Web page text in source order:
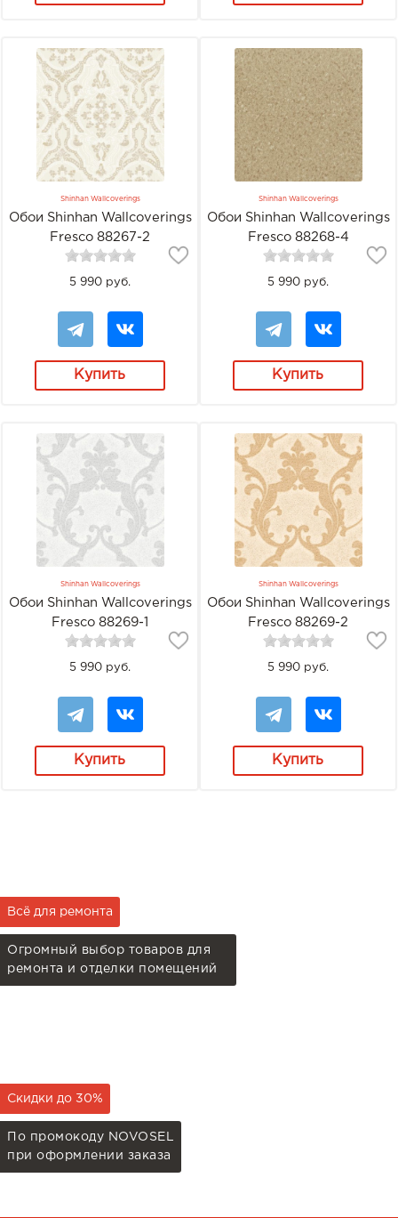
Shinhan Wallcoverings
Обои Shinhan Wallcoverings
Fresco 88267-2
5 990 руб.
Купить
Shinhan Wallcoverings
Обои Shinhan Wallcoverings
Fresco 88268-4
5 990 руб.
Купить
Shinhan Wallcoverings
Обои Shinhan Wallcoverings
Fresco 88269-1
5 990 руб.
Купить
Shinhan Wallcoverings
Обои Shinhan Wallcoverings
Fresco 88269-2
5 990 руб.
Купить
Всё для ремонта
Огромный выбор товаров для
ремонта и отделки помещений
Скидки до 30%
По промокоду NOVOSEL
при оформлении заказа